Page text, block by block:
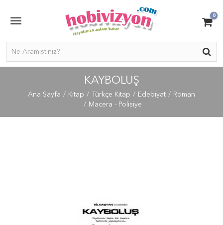
0
KAYBOLUŞ
Ana Sayfa Kitap Türkçe Kitap Edebiyat
Roman
Macera - Polisiye